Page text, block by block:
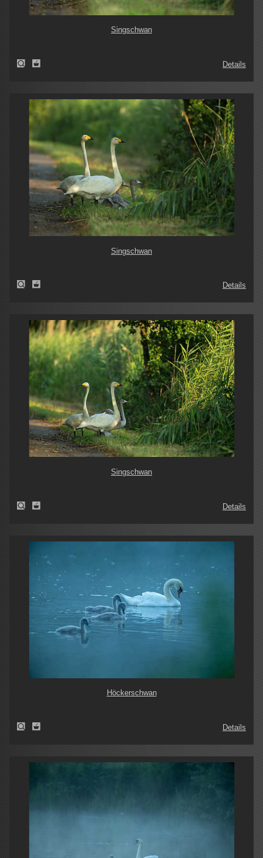
Singschwan
Details
Singschwan
Details
Singschwan
Details
Höckerschwan
Details